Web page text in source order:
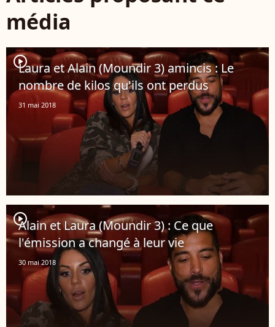
média
player2
Laura et Alain (Moundir 3) amincis : Le
nombre de kilos qu'ils ont perdus
31 mai 2018
player2
Alain et Laura (Moundir 3) : Ce que
l'émission a changé à leur vie
30 mai 2018